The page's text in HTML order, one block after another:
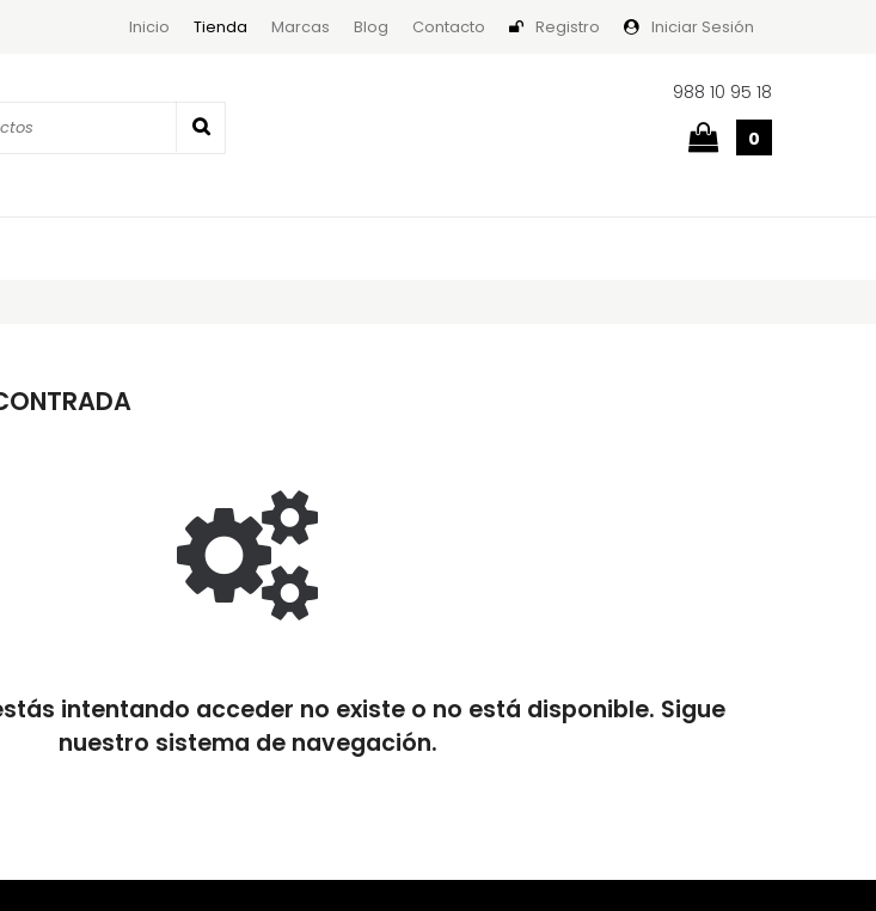
Iniciar Sesión
Registro
Inicio Tienda Marcas Blog Contacto
988 10 95 18
0
intentando acceder no existe o no está disponible. Sigue
nuestro sistema de navegación.